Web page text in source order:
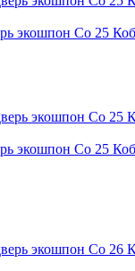
экошпон Co 25
экошпон Co 25